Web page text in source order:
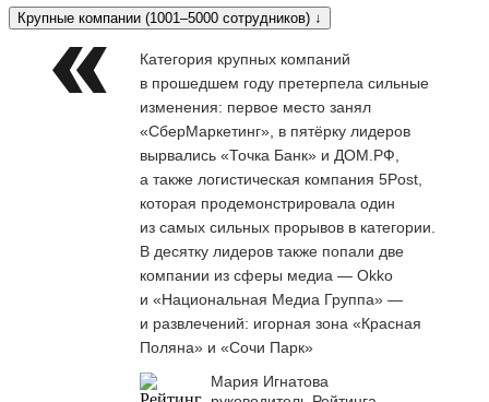
Крупные компании (1001–5000 сотрудников) ↓
Категория крупных компаний
в прошедшем году претерпела сильные
изменения: первое место занял
«СберМаркетинг», в пятёрку лидеров
вырвались «Точка Банк» и ДОМ.РФ,
а также логистическая компания 5Post,
которая продемонстрировала один
из самых сильных прорывов в категории.
В десятку лидеров также попали две
компании из сферы медиа — Okko
и «Национальная Медиа Группа» —
и развлечений: игорная зона «Красная
Поляна» и «Сочи Парк»
Мария Игнатова